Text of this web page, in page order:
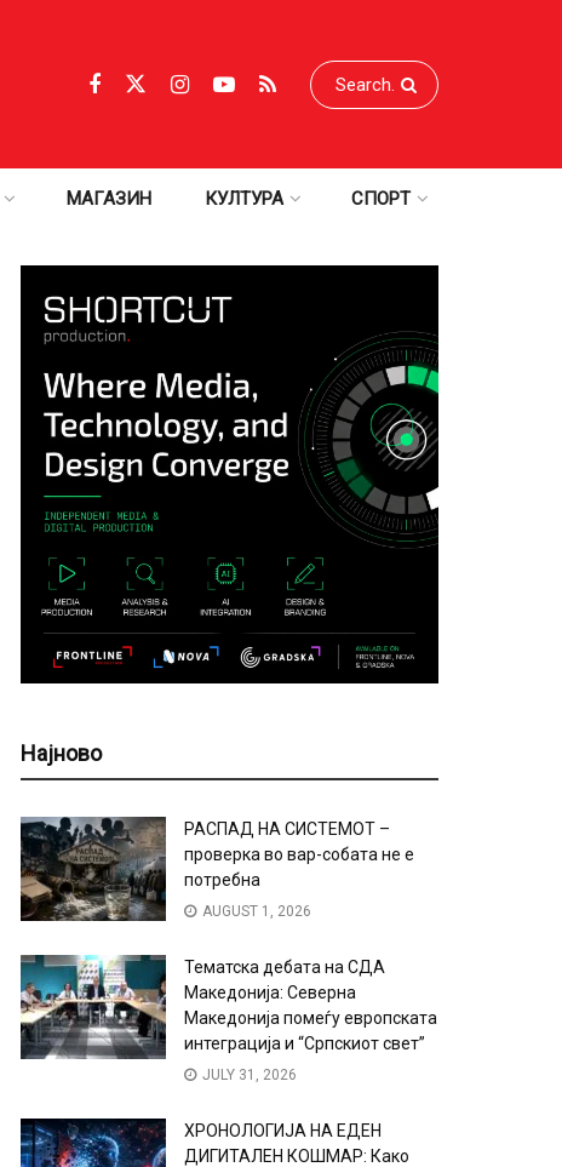
МАГАЗИН КУЛТУРА СПОРТ
Најново
РАСПАД НА СИСТЕМОТ –
проверка во вар-собата не е
потребна
AUGUST 1, 2026
Тематска дебата на СДА
Македонија: Северна
Македонија помеѓу европската
интеграција и “Српскиот свет”
JULY 31, 2026
ХРОНОЛОГИЈА НА ЕДЕН
ДИГИТАЛЕН КОШМАР: Како